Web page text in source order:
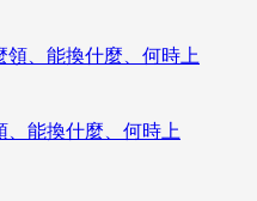
、能換什麼、何時上